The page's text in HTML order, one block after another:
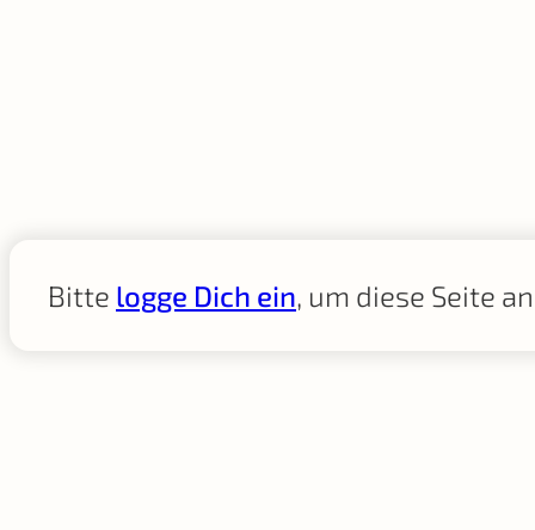
Bitte logge Dich ein, um diese Seite